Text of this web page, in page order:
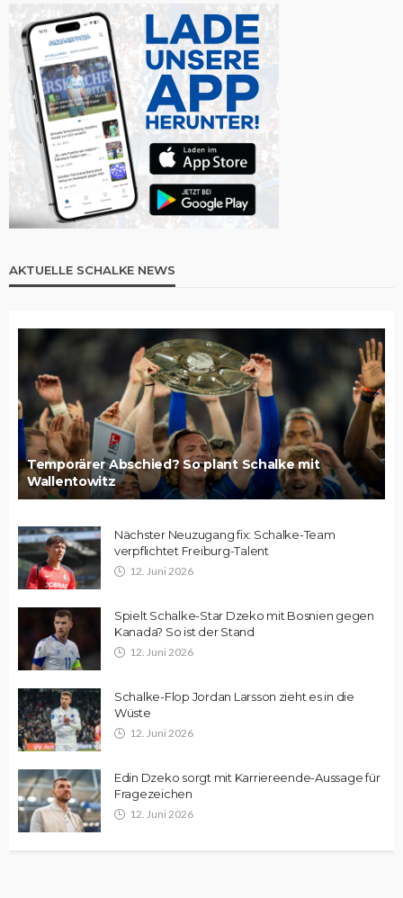
AKTUELLE SCHALKE NEWS
Temporärer Abschied? So plant Schalke mit
Wallentowitz
Nächster Neuzugang fix: Schalke-Team
verpflichtet Freiburg-Talent
12. Juni 2026
Spielt Schalke-Star Dzeko mit Bosnien gegen
Kanada? So ist der Stand
12. Juni 2026
Schalke-Flop Jordan Larsson zieht es in die
Wüste
12. Juni 2026
Edin Dzeko sorgt mit Karriereende-Aussage für
Fragezeichen
12. Juni 2026